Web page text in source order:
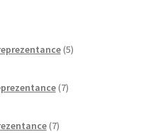
5izdelkov
7izdelkov
7izdelkov